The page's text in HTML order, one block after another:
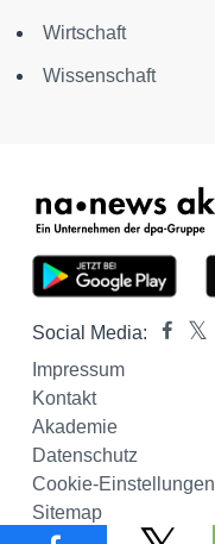
Wirtschaft
Wissenschaft
Social Media:
Impressum
Kontakt
Akademie
Datenschutz
Cookie-Einstellungen
Sitemap